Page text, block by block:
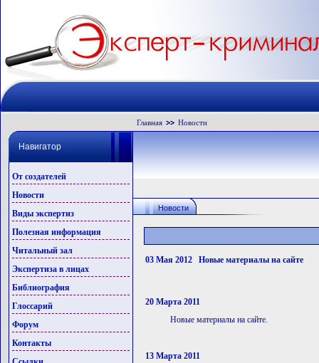
Главная Новости
Навигатор
От создателей
Новости
Виды экспертиз
Полезная информация
Читальный зал
Экспертиза в лицах
Библиография
Глоссарий
Форум
Контакты
Новости
03 Мая 2012 Новые материалы на сайте
20 Марта 2011
Новые материалы на сайте.
13 Марта 2011